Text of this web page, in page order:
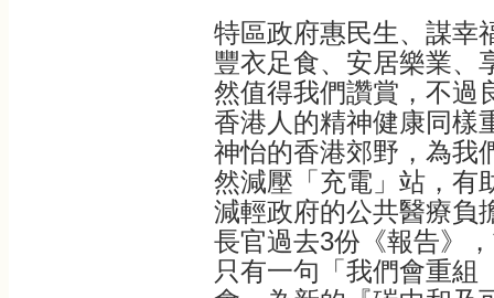
特區政府惠民生、謀幸
豐衣足食、安居樂業、
然值得我們讚賞，不過
香港人的精神健康同樣
神怡的香港郊野，為我
然減壓「充電」站，有
減輕政府的公共醫療負
長官過去3份《報告》
只有一句「我們會重組